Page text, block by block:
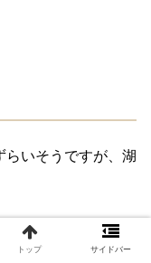
らいそうですが、湖
トップ サイドバー